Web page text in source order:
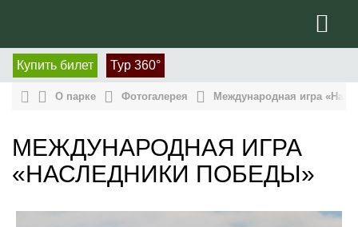
Купить билет Тур 360°
О парке Фотогалерея Международная игра
МЕЖДУНАРОДНАЯ ИГРА
«НАСЛЕДНИКИ ПОБЕДЫ»